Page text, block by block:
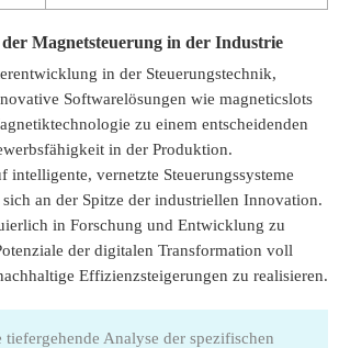
Magnetsteuerung in der Industrie
in der Steuerungstechnik,
Softwarelösungen wie magneticslots
zu einem entscheidenden
in der Produktion.
intelligente, vernetzte Steuerungssysteme
an der Spitze der industriellen Innovation.
in Forschung und Entwicklung zu
der digitalen Transformation voll
Effizienzsteigerungen zu realisieren.
tiefergehende Analyse der spezifischen